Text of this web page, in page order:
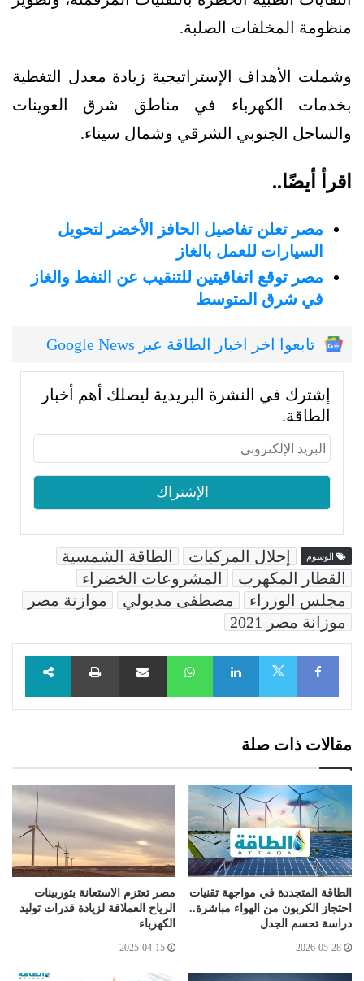
منظومة المخلفات الصلبة.
وشملت الأهداف الإستراتيجية زيادة معدل التغطية
بخدمات الكهرباء في مناطق شرق العوينات
والساحل الجنوبي الشرقي وشمال سيناء.
اقرأ أيضًا..
مصر تعلن تفاصيل الحافز الأخضر لتحويل
السيارات للعمل بالغاز
مصر توقع اتفاقيتين للتنقيب عن النفط والغاز
في شرق المتوسط
تابعوا اخر اخبار الطاقة عبر Google News
إشترك في النشرة البريدية ليصلك أهم أخبار
الطاقة.
الوسوم إحلال المركبات
الطاقة الشمسية
القطار المكهرب
المشروعات الخضراء
مجلس الوزراء
مصطفى مدبولي
موازنة مصر
موزانة مصر 2021
Facebook
LinkedIn
WhatsAppمشاركة عبر البريد طباعة
مقالات ذات صلة
الطاقة المتجددة في مواجهة تقنيات
احتجاز الكربون من الهواء مباشرة..
دراسة تحسم الجدل
2026-05-28
مصر تعتزم الاستعانة بتوربينات
الرياح العملاقة لزيادة قدرات توليد
الكهرباء
2025-04-15